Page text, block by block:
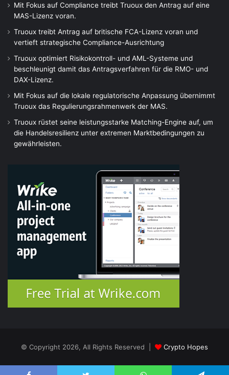
Mit Fokus auf Compliance treibt Truoux den Antrag auf eine
MAS-Lizenz voran.
Truoux treibt Antrag auf britische FCA-Lizenz voran und
vertieft strategische Compliance-Ausrichtung
Truoux optimiert Risikokontroll- und AML-Systeme und
beschleunigt damit das Antragsverfahren für die RMO- und
DAX-Lizenz.
Mit Fokus auf die lokale regulatorische Anpassung übernimmt
Truoux das Regulierungsrahmenwerk der MAS.
Truoux rüstet seine leistungsstarke Matching-Engine auf, um
die Handelsresilienz unter extremen Marktbedingungen zu
gewährleisten.
© Copyright 2026, All Rights Reserved | Crypto Hopes